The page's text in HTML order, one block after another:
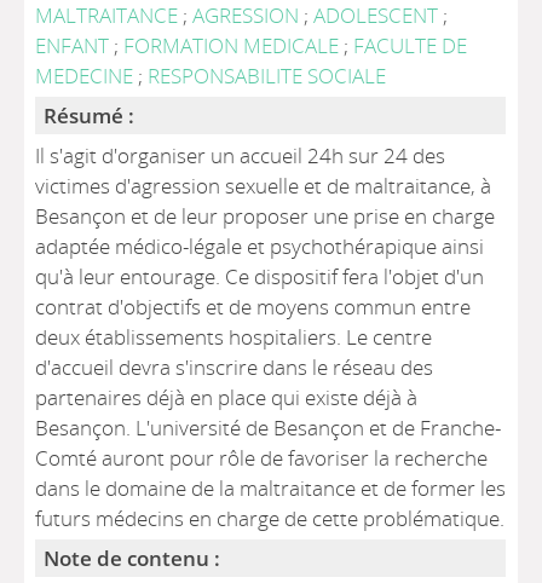
MALTRAITANCE ;AGRESSION ;ADOLESCENT ;
ENFANT ; FORMATION MEDICALE ; FACULTE DE
MEDECINE ; RESPONSABILITE SOCIALE
Résumé :
Il s'agit d'organiser un accueil 24h sur 24 des
victimes d'agression sexuelle et de maltraitance, à
Besançon et de leur proposer une prise en charge
adaptée médico-légale et psychothérapique ainsi
qu'à leur entourage. Ce dispositif fera l'objet d'un
contrat d'objectifs et de moyens commun entre
deux établissements hospitaliers. Le centre
d'accueil devra s'inscrire dans le réseau des
partenaires déjà en place qui existe déjà à
Besançon. L'université de Besançon et de Franche-
Comté auront pour rôle de favoriser la recherche
dans le domaine de la maltraitance et de former les
futurs médecins en charge de cette problématique.
Note de contenu :